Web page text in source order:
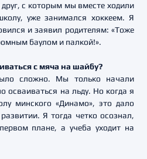
с которым мы вместе ходили
уже занимался хоккеем. Я
и заявил родителям: «Тоже
баулом и палкой!».
с мяча на шайбу?
сложно. Мы только начали
осваиваться на льду. Но когда я
минского «Динамо», это дало
Я тогда четко осознал,
плане, а учеба уходит на